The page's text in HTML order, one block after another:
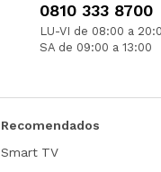
0810 333 8700
LU-VI de 08:00 a
SA de 09:00 a 13:00
Recomendados
Smart TV